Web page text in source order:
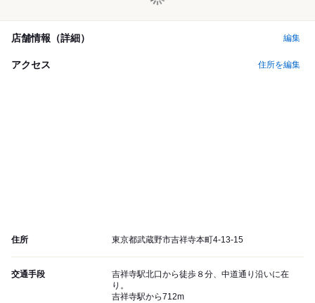
店舗情報（詳細） 編集
アクセス 住所を編集
住所 東京都武蔵野市吉祥寺本町4-13-15
交通手段
吉祥寺駅北口から徒歩８分、中道通り沿いに在
り。
吉祥寺駅から712m